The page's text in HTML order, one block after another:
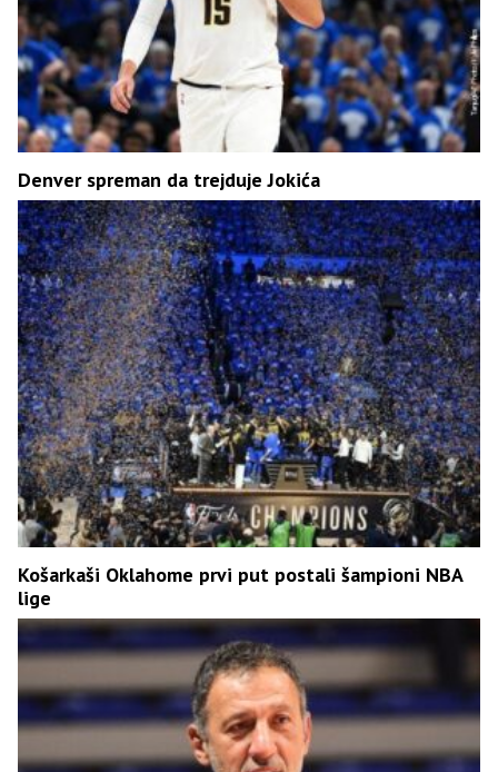
Denver spreman da trejduje Jokića
Košarkaši Oklahome prvi put postali šampioni NBA
lige